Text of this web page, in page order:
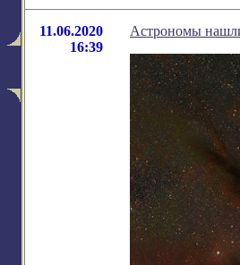
11.06.2020
16:39
Астрономы